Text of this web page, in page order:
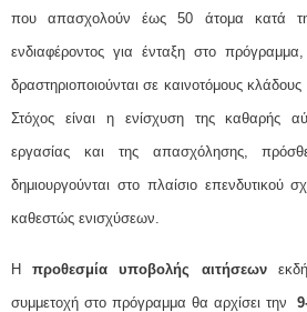
που απασχολούν έως 50 άτομα κατά
ενδιαφέροντος για ένταξη στο πρόγραμμα,
δραστηριοποιούνται σε καινοτόμους
Στόχος είναι η ενίσχυση της καθαρής
εργασίας και της απασχόλησης,
δημιουργούνται στο πλαίσιο επενδυτικού
καθεστώς ενισχύσεων.
Ηπροθεσμία υποβολής αιτήσεων
συμμετοχή στο πρόγραμμα θα αρχίσει την